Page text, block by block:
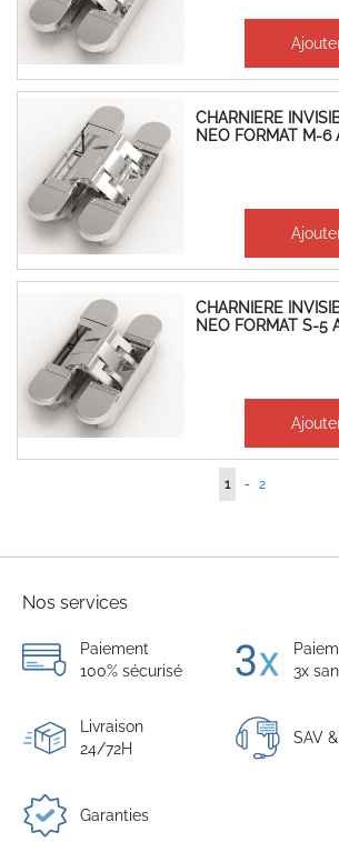
260,56 €
217,13 €
CHARNIERE
NEO FORMAT M-6
160,50 €
133,75 €
CHARNIERE
NEO FORMAT S-5
131,89 €
109,91 €
Vous
1 - Page
2
Nos services
Paiement
100% sécurisé
3x
Livraison
24/72H
SAV
Garanties